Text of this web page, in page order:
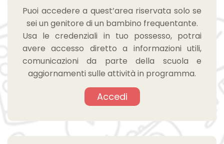
Puoi accedere a quest’area riservata solo se
sei un genitore di un bambino frequentante.
Usa le credenziali in tuo possesso, potrai
avere accesso diretto a informazioni utili,
comunicazioni da parte della scuola e
aggiornamenti sulle attività in programma.
Accedi